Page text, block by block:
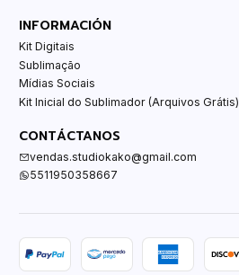
INFORMACIÓN
Kit Digitais
Sublimação
Mídias Sociais
Kit Inicial do Sublimador (Arquivos Grátis)
CONTÁCTANOS
vendas.studiokako@gmail.com
5511950358667